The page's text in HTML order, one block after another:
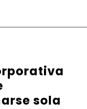
sola